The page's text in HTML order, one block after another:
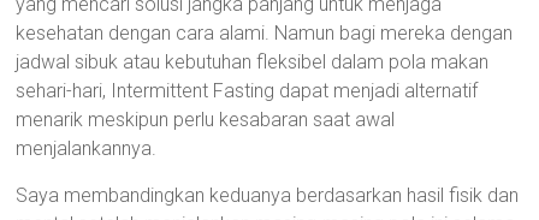
kesehatan dengan cara alami. Namun bagi mereka dengan
jadwal sibuk atau kebutuhan fleksibel dalam pola makan
sehari-hari, Intermittent Fasting dapat menjadi alternatif
menarik meskipun perlu kesabaran saat awal
menjalankannya.
Saya membandingkan keduanya berdasarkan hasil fisik dan